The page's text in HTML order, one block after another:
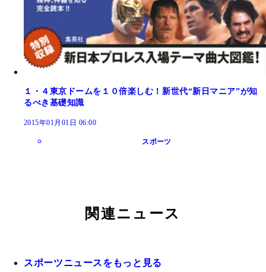
１・４東京ドームを１０倍楽しむ！新世代“新日マニア”が知
るべき基礎知識
2015年01月01日 06:00
スポーツ
関連ニュース
スポーツニュースをもっと見る